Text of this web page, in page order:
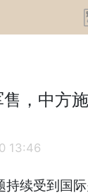
，中方
13:46
持续受到国